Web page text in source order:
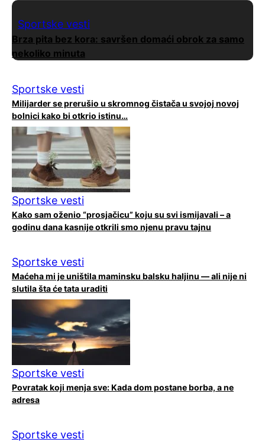
Sportske vesti
Brza pita bez kora: savršen domaći obrok za samo
nekoliko minuta
Sportske vesti
Milijarder se prerušio u skromnog čistača u svojoj novoj
bolnici kako bi otkrio istinu…
Sportske vesti
Kako sam oženio “prosjačicu” koju su svi ismijavali – a
godinu dana kasnije otkrili smo njenu pravu tajnu
Sportske vesti
Maćeha mi je uništila maminsku balsku haljinu — ali nije ni
slutila šta će tata uraditi
Sportske vesti
Povratak koji menja sve: Kada dom postane borba, a ne
adresa
Sportske vesti